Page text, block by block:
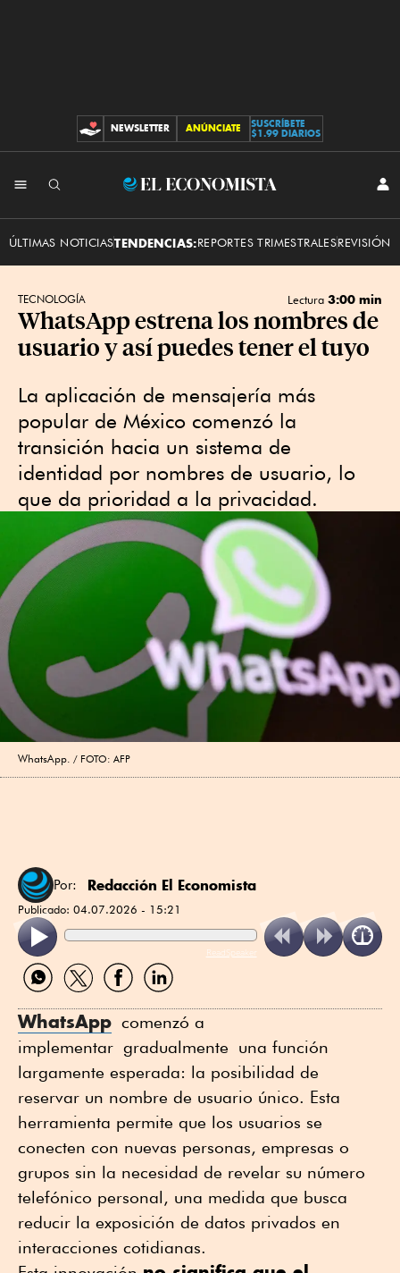
CONTRIBUCIONES
NEWSLETTER ANÚNCIATE
SUSCRÍBETE
$1.99 DIARIOS
El
ÚLTIMAS NOTICIASTENDENCIAS:REPORTES TRIMESTRALESREVISIÓN
TECNOLOGÍA Lectura 3:00 min
WhatsApp estrena los nombres de
usuario y así puedes tener el tuyo
La aplicación de mensajería más
popular de México comenzó la
transición hacia un sistema de
identidad por nombres de usuario, lo
que da prioridad a la privacidad.
WhatsApp. FOTO: AFP
Por: Redacción El Economista
Publicado: 04.07.2026 - 15:21
ReadSpeaker
Compartir
por
Compartir
por
Compartir
por
Compartir
por
WhatsApp comenzó a
implementar gradualmente una función
largamente esperada: la posibilidad de
reservar un nombre de usuario único. Esta
herramienta permite que los usuarios se
conecten con nuevas personas, empresas o
grupos sin la necesidad de revelar su número
telefónico personal, una medida que busca
reducir la exposición de datos privados en
interacciones cotidianas.